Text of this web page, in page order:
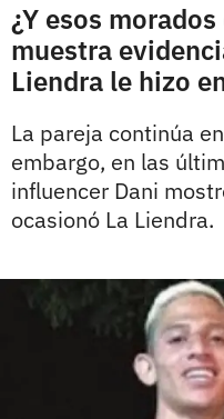
¿Y esos
muestra
Liendra le hizo
La pareja continúa
embargo, en las
influencer Dani
ocasionó La Liendra.